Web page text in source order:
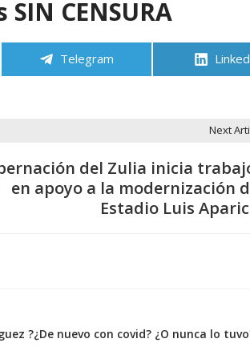
CENSURA
Compartir
Telegram
Next
del Zulia inicia
en apoyo a la modernización
Estadio Luis
?¿De nuevo con covid? ¿O nunca lo